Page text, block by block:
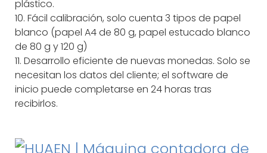
plástico.
10. Fácil calibración, solo cuenta 3 tipos de papel
blanco (papel A4 de 80 g, papel estucado blanco
de 80 g y 120 g)
11. Desarrollo eficiente de nuevas monedas. Solo se
necesitan los datos del cliente; el software de
inicio puede completarse en 24 horas tras
recibirlos.